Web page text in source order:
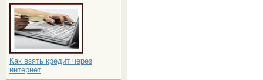
Как взять кредит через
интернет